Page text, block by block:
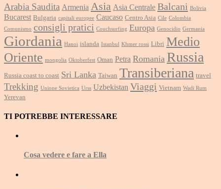
Arabia Saudita Armenia Asia Asia Centrale Balcani Bolivia
Bucarest Bulgaria capitali europee Caucaso Centro Asia Cile Colombia
Comunismo consigli pratici Couchsurfing Europa Genocidio Germania
Giordania Hanoi islanda Istanbul Khmer rossi Libri Medio
Oriente mongolia Oktoberfest Oman Petra Romania Russia
Russia coast to coast Sri Lanka Taiwan Transiberiana travel
Trekking Unione Sovietica Urss Uzbekistan Viaggi Vietnam Wadi Rum
Yerevan
TI POTREBBE INTERESSARE
Cosa vedere e fare a Ella